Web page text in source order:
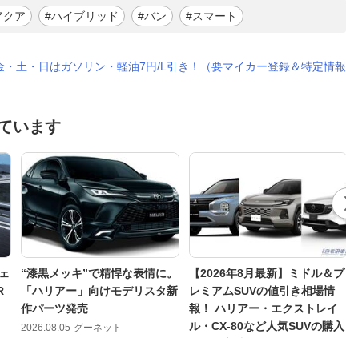
クア #ハイブリッド #バン #スマート
・土・日はガソリン・軽油7円/L引き！（要マイカー登録＆特定情報
います
“漆黒メッキ”で精悍な表情に。
「ハリアー」向けモデリスタ新
作パーツ発売
2026.08.05 グーネット
【2026年8月最新】ミドル＆プ
レミアムSUVの値引き相場情
報！ ハリアー・エクストレイ
ル・CX-80など人気SUVの購入